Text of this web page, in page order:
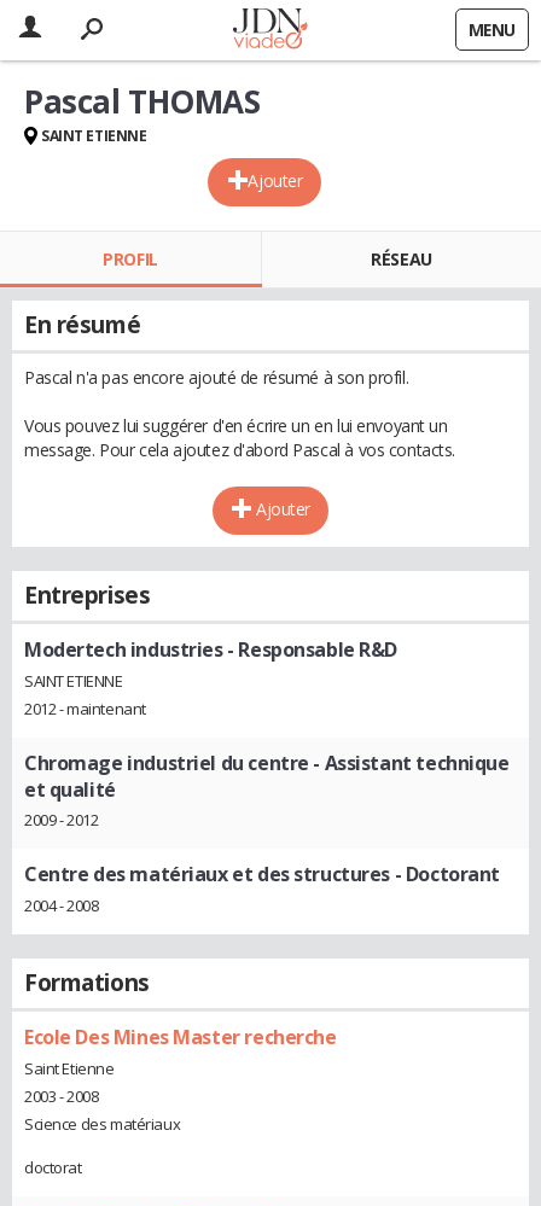
MENU
Ajouter
Pascal THOMAS
SAINT ETIENNE
PROFIL RÉSEAU
En résumé
Pascal n'a pas encore ajouté de résumé à son profil.
Vous pouvez lui suggérer d'en écrire un en lui envoyant un
message. Pour cela ajoutez d'abord Pascal à vos contacts.
Ajouter
Entreprises
Modertech industries- Responsable R&D
SAINT ETIENNE
2012 - maintenant
Chromage industriel du centre - Assistant technique
et qualité
2009 - 2012
Centre des matériaux et des structures - Doctorant
2004 - 2008
Formations
Ecole Des Mines Master recherche
Saint Etienne
2003 - 2008
Science des matériaux
doctorat